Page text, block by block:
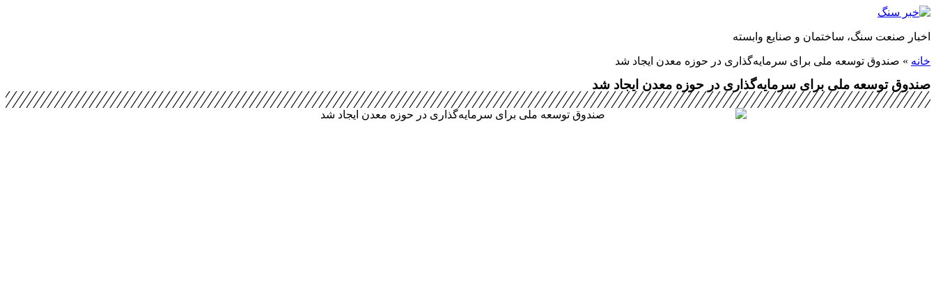
پرش
محتوا
اخبار صنعت سنگ، ساختمان و صنایع وابسته
خانه » صندوق توسعه ملی برای سرمایه‌گذاری در حوزه معدن ایجاد شد
صندوق توسعه ملی برای سرمایه‌گذاری در حوزه معدن ایجاد شد